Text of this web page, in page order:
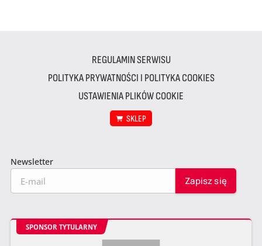
REGULAMIN SERWISU
POLITYKA PRYWATNOŚCI I POLITYKA COOKIES
USTAWIENIA PLIKÓW COOKIE
SKLEP
Newsletter
SPONSOR TYTULARNY